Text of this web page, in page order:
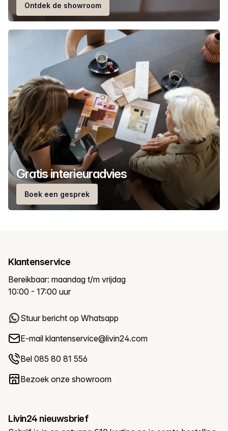
Ontdek de showroom
Gratis interieuradvies
Boek een gesprek
Klantenservice
Bereikbaar: maandag t/m vrijdag
10:00 - 17:00 uur
Stuur bericht op Whatsapp
E-mail klantenservice@livin24.com
Bel 085 80 81 556
Bezoek onze showroom
Livin24 nieuwsbrief